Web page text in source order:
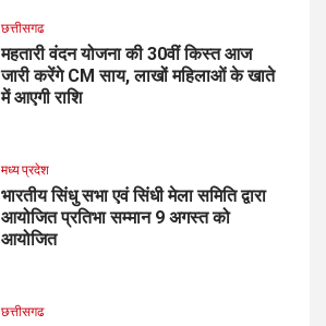
छत्तीसगढ
महतारी वंदन योजना की 30वीं किस्त आज
जारी करेंगे CM साय, लाखों महिलाओं के खाते
में आएगी राशि
मध्य प्रदेश
भारतीय सिंधु सभा एवं सिंधी मेला समिति द्वारा
आयोजित प्रतिभा सम्मान 9 अगस्त को
आयोजित
छत्तीसगढ